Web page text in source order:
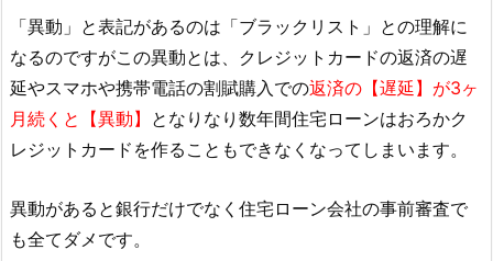
「異動」と表記があるのは「ブラックリスト」との理解に
なるのですがこの異動とは、クレジットカードの返済の遅
延やスマホや携帯電話の割賦購入での返済の【遅延】が3ヶ
月続くと【異動】 となりなり数年間住宅ローンはおろかク
レジットカードを作ることもできなくなってしまいます。
異動があると銀行だけでなく住宅ローン会社の事前審査で
も全てダメです。